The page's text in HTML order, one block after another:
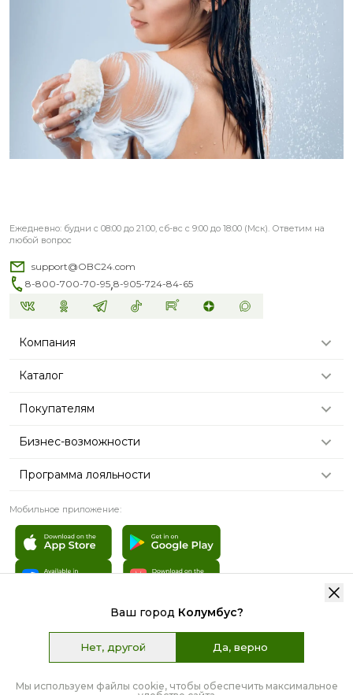
Ваш город Колумбус?
Нет, другой Да, верно
Мы используем файлы cookie, чтобы обеспечить максимальное
Ежедневно: будни с 08:00 до 21:00, сб-вс с 9:00 до 18:00 (Мск). Ответим на
любой вопрос
support@OBC24.com
8-800-700-70-95,8-905-724-84-65
Компания
Каталог
Покупателям
Бизнес-возможности
Программа лояльности
Мобильное приложение:
© 2007 - 2026 «TianDe». Все права защищены | Графические
материалы:Freepik.com
Пользовательское соглашение